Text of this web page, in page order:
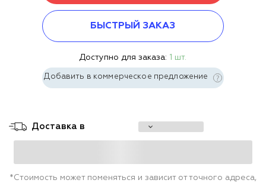
БЫСТРЫЙ ЗАКАЗ
Доступно для заказа: 1 шт.
Добавить в коммерческое предложение
Доставка в
*Стоимость может поменяться и зависит от точного адреса,